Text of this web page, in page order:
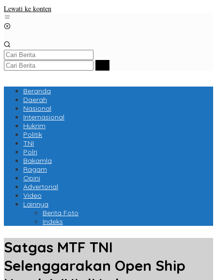
Lewati ke konten
Beranda
Daerah
Nasional
Internasional
Hukrim
Politik
TNI
Polri
Bakamla
Ragam
Opini
Advertorial
Video
Lainnya
Berita Foto
Indeks
Satgas MTF TNI
Selenggarakan Open Ship